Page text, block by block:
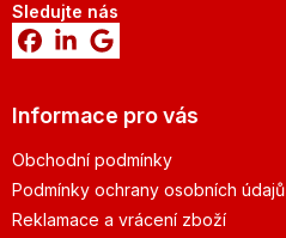
Sledujte nás
Informace pro vás
Obchodní podmínky
Podmínky ochrany osobních údajů
Reklamace a vrácení zboží